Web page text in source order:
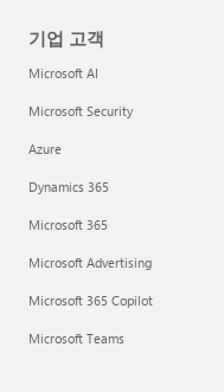
기업 고객
Microsoft AI
Microsoft Security
Azure
Dynamics 365
Microsoft 365
Microsoft Advertising
Microsoft 365 Copilot
Microsoft Teams